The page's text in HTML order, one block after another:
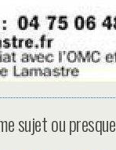
sujet ou